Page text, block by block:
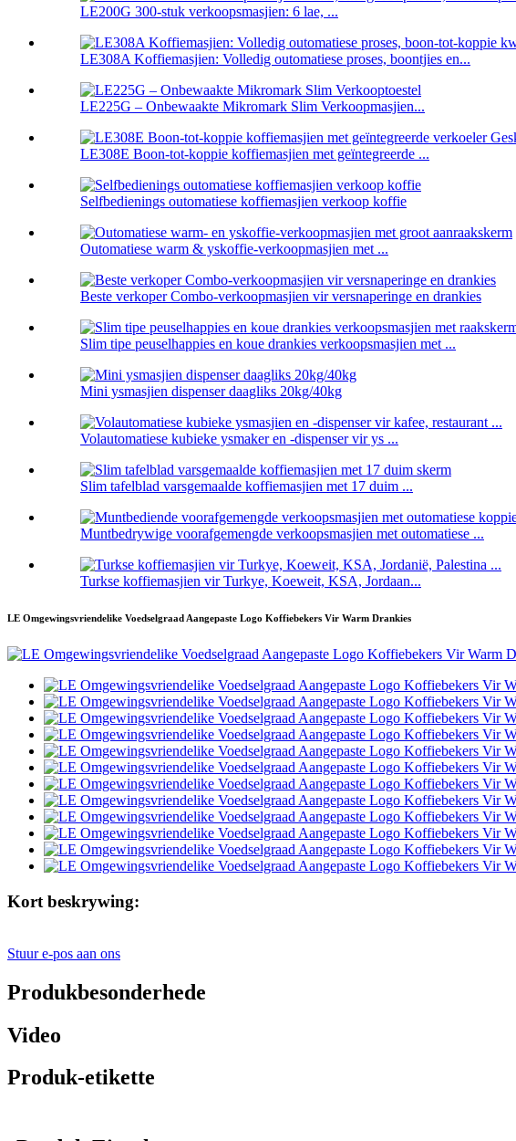
LE200G 300-stuk verkoopsmasjien: 6 lae, ...
LE308A Koffiemasjien: Volledig outomatiese proses, boontjies en...
LE225G – Onbewaakte Mikromark Slim Verkoopmasjien...
LE308E Boon-tot-koppie koffiemasjien met geïntegreerde ...
Selfbedienings outomatiese koffiemasjien verkoop koffie
Outomatiese warm & yskoffie-verkoopmasjien met ...
Beste verkoper Combo-verkoopmasjien vir versnaperinge en drankies
Slim tipe peuselhappies en koue drankies verkoopsmasjien met ...
Mini ysmasjien dispenser daagliks 20kg/40kg
Volautomatiese kubieke ysmaker en -dispenser vir ys ...
Slim tafelblad varsgemaalde koffiemasjien met 17 duim ...
Muntbedrywige voorafgemengde verkoopsmasjien met outomatiese ...
Turkse koffiemasjien vir Turkye, Koeweit, KSA, Jordaan...
LE Omgewingsvriendelike Voedselgraad Aangepaste Logo Koffiebekers Vir Warm Drankies
Kort beskrywing:
Stuur e-pos aan ons
Produkbesonderhede
Video
Produk-etikette